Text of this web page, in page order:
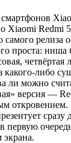
смартфонов
Xiaomi Redmi
релиза
проста:
четвёртая
какого-либо
ли можно
версия —
сразу
первую
экрана.